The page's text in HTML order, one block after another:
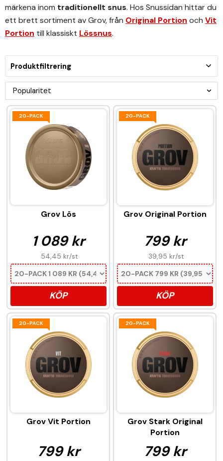
märkena inom traditionellt snus. Hos Snussidan hittar du
ett brett sortiment av Grov, från Original Portion och Vit
Portion till klassiskt Lössnus.
Produktfiltrering
20-PACK
Grov Lös
1 089 kr
54,45 kr/st
KÖP
20-PACK
Grov Original Portion
799 kr
39,95 kr/st
KÖP
20-PACK
Grov Vit Portion
799 kr
20-PACK
Grov Stark Original
Portion
799 kr